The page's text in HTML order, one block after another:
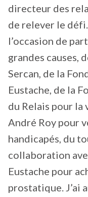
directeur des
de relever le
l’occasion de
grandes causes,
Sercan, de la
Eustache, de la
du Relais pour
André Roy pour
handicapés, du
collaboration
Eustache pour
prostatique. J’ai